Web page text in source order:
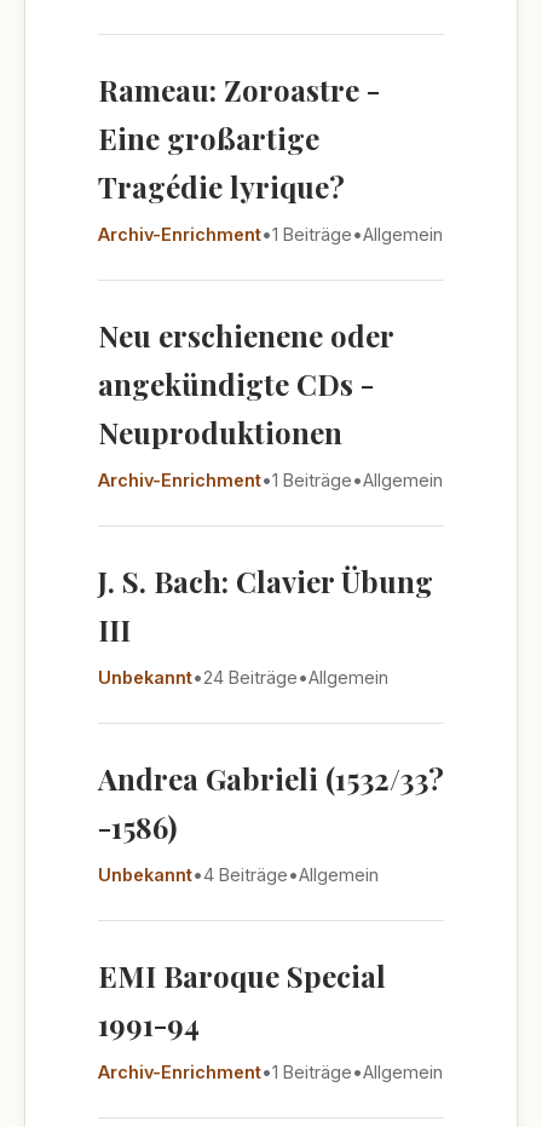
Rameau: Zoroastre -
Eine großartige
Tragédie lyrique?
Archiv-Enrichment•1 Beiträge•Allgemein
Neu erschienene oder
angekündigte CDs -
Neuproduktionen
Archiv-Enrichment•1 Beiträge•Allgemein
J. S. Bach: Clavier Übung
III
Unbekannt•24 Beiträge•Allgemein
Andrea Gabrieli (1532/33?
-1586)
Unbekannt•4 Beiträge•Allgemein
EMI Baroque Special
1991-94
Archiv-Enrichment•1 Beiträge•Allgemein